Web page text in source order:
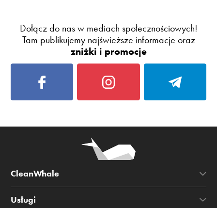
Dołącz do nas w mediach społecznościowych!
Tam publikujemy najświeższe informacje oraz
zniżki i promocje
CleanWhale
Usługi